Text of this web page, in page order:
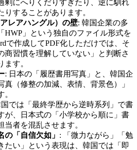
剰にへりくだりすぎたり、逆に馴れ
りすることがあります。
レアハングル）の壁: 韓国企業の多
HWP」という独自のファイル形式を
で作成してPDF化しただけでは、そ
商習慣を理解していない」と判断さ
ます。
: 日本の「履歴書用写真」と、韓国企
真（修整の加減、表情、背景色）」
では「最終学歴から逆時系列」で書
が、日本式の「小学校から順に」書
当者を混乱させます。
の「自信欠如」 : 「微力ながら」「勉
たい」という表現は、韓国では「即